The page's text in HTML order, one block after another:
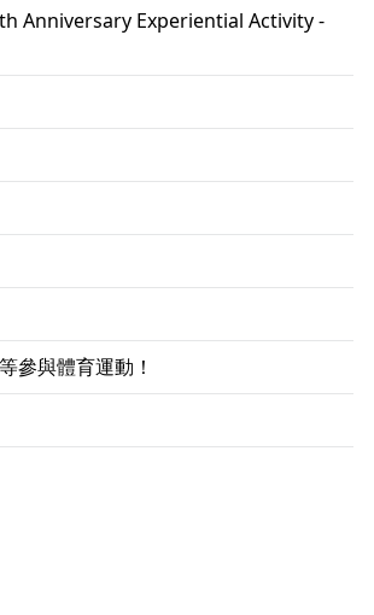
Anniversary Experiential Activity -
參與體育運動！